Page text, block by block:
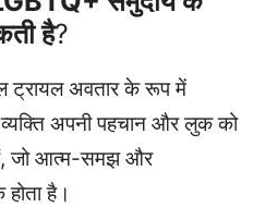
है?
ट्रायल अवतार के रूप में
अपनी पहचान और लुक को
जो आत्म-समझ और
है।